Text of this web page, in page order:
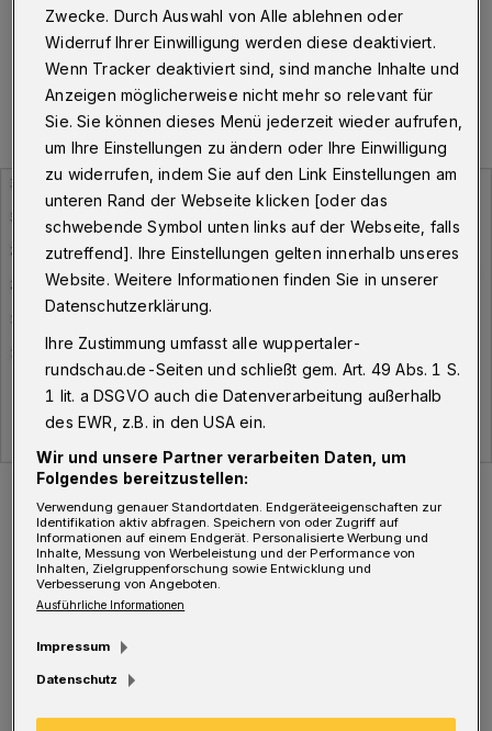
13.10.2020 , 09:19 Uhr Eine Minute Lesezeit
Der Verlauf der Corona-Fälle in Wuppertal.
Foto: WR
S eit Ausbruch der Pandemie liegt die
Gesamtzahl der infizierten Menschen in
Wuppertal damit jetzt bei 2.115, davon aktuell
Zwecke. Durch Auswahl von Alle ablehnen oder
Widerruf Ihrer Einwilligung werden diese deaktiviert.
Wenn Tracker deaktiviert sind, sind manche Inhalte und
Anzeigen möglicherweise nicht mehr so relevant für
Sie. Sie können dieses Menü jederzeit wieder aufrufen,
um Ihre Einstellungen zu ändern oder Ihre Einwilligung
zu widerrufen, indem Sie auf den Link Einstellungen am
unteren Rand der Webseite klicken [oder das
schwebende Symbol unten links auf der Webseite, falls
zutreffend]. Ihre Einstellungen gelten innerhalb unseres
Website. Weitere Informationen finden Sie in unserer
Datenschutzerklärung.
Ihre Zustimmung umfasst alle wuppertaler-
rundschau.de-Seiten und schließt gem. Art. 49 Abs. 1 S.
1 lit. a DSGVO auch die Datenverarbeitung außerhalb
des EWR, z.B. in den USA ein.
Wir und unsere Partner verarbeiten Daten, um
Folgendes bereitzustellen:
Verwendung genauer Standortdaten. Endgeräteeigenschaften zur
Identifikation aktiv abfragen. Speichern von oder Zugriff auf
Informationen auf einem Endgerät. Personalisierte Werbung und
Inhalte, Messung von Werbeleistung und der Performance von
Inhalten, Zielgruppenforschung sowie Entwicklung und
Verbesserung von Angeboten.
Ausführliche Informationen
Impressum
Datenschutz